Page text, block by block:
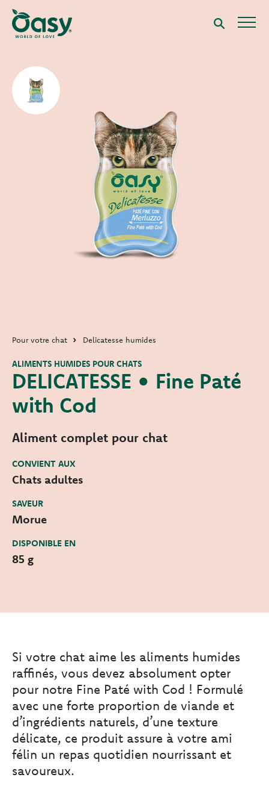
Pour votre chat Delicatesse humides
DELICATESSE • Fine Paté
with Cod
ALIMENTS HUMIDES POUR CHATS
Aliment complet pour chat
CONVIENT AUX
Chats adultes
SAVEUR
Morue
DISPONIBLE EN
85 g
Si votre chat aime les aliments humides
raffinés, vous devez absolument opter
pour notre Fine Paté with Cod ! Formulé
avec une forte proportion de viande et
d’ingrédients naturels, d’une texture
délicate, ce produit assure à votre ami
félin un repas quotidien nourrissant et
savoureux.